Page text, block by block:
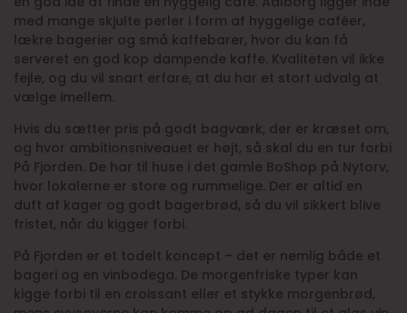
med mange skjulte perler i form af hyggelige caféer,
lækre bagerier og små kaffebarer, hvor du kan få
serveret en god kop dampende kaffe. Kvaliteten vil ikke
fejle, og du vil snart erfare, at du har et stort udvalg at
vælge imellem.
Hvis du sætter pris på godt bagværk, der er kræset om,
og hvor ambitionsniveauet er højt, så skal du en tur forbi
På Fjorden. De har til huse i det gamle BoShop på Nytorv,
hvor lokalerne er store og rummelige. Der er altid en
duft af kager og godt bagerbrød, så du vil sikkert blive
fristet, når du kigger forbi.
På Fjorden er et todelt koncept – det er nemlig både et
bageri og en vinbodega. De morgenfriske typer kan
kigge forbi til en croissant eller et stykke morgenbrød,